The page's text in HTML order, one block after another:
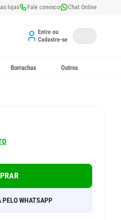
lojas Fale conosco Chat Online
Entre ou
Cadastre-se
Borrachas Outros
PELO WHATSAPP